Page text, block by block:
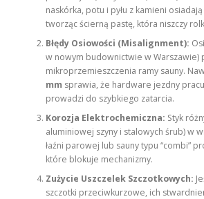
naskórka, potu i pyłu z kamieni
tworząc ścierną pastę, która niszczy
Błędy Osiowości (Misalignment):
w nowym budownictwie w Warszawie)
mikroprzemieszczenia ramy sauny.
mm sprawia, że hardware jezdny
prowadzi do szybkiego zatarcia.
Korozja Elektrochemiczna: Styk
aluminiowej szyny i stalowych śrub) w
łaźni parowej lub sauny typu “combi”
które blokuje mechanizmy.
Zużycie Uszczelek Szczotkowych:
szczotki przeciwkurzowe, ich